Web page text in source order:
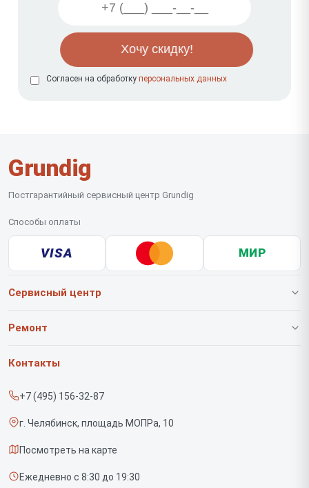
Согласен на обработку персональных данных
Grundig
Постгарантийный сервисный центр Grundig
Способы оплаты
VISA МИР
Сервисный центр
О нашем сервисе
Срочный ремонт
Доставка и способы оплаты
Диагностика
Контакты
Ремонт
Роботов-пылесосов
Контакты
+7 (495) 156-32-87
г. Челябинск, площадь МОПРа, 10
Посмотреть на карте
Ежедневно с 8:30 до 19:30